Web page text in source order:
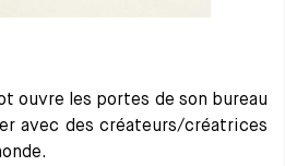
ouvre les portes de son bureau
avec des créateurs/créatrices